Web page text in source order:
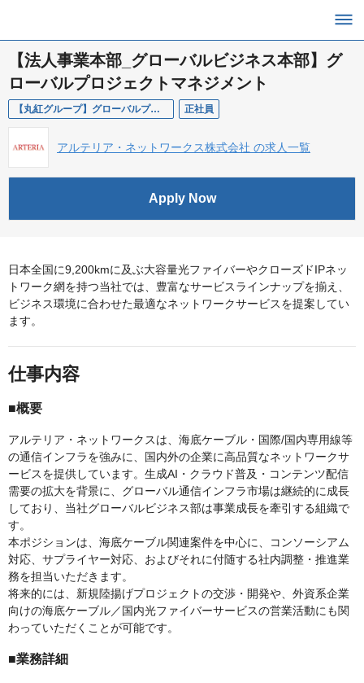
【法人事業本部_グローバルビジネス本部】グ
ローバルプロジェクトマネジメント
【丸紅グループ】グローバルプロジェクト推進（コンソーシアム担当・通信インフラ） 正社員
アルテリア・ネットワークス株式会社 の求人一覧
Apply Now
日本全国に9,200kmに及ぶ大容量光ファイバーやクローズドIPネッ
トワーク網を持つ当社では、豊富なサービスラインナップを揃え、
ビジネス環境に合わせた最適なネットワークサービスを提案してい
ます。
仕事内容
■概要
アルテリア・ネットワークスは、海底ケーブル・国際/国内専用線等
の通信インフラを強みに、国内外の企業に高品質なネットワークサ
ービスを提供しています。生成AI・クラウド普及・コンテンツ配信
需要の拡大を背景に、グローバル通信インフラ市場は継続的に成長
しており、当社グローバルビジネス部は事業成長を牽引する組織で
す。
本ポジションは、海底ケーブル関連案件を中心に、コンソーシアム
対応、サプライヤー対応、およびそれに付随する社内調整・推進業
務を担当いただきます。
将来的には、新規陸揚げプロジェクトの交渉・開発や、外資系企業
向けの海底ケーブル／国内光ファイバーサービスの営業活動にも関
わっていただくことが可能です。
■業務詳細